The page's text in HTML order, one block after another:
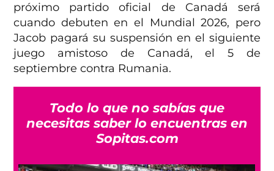
próximo partido oficial de Canadá será
cuando debuten en el Mundial 2026, pero
Jacob pagará su suspensión en el siguiente
juego amistoso de Canadá, el 5 de
septiembre contra Rumania.
Todo lo que no sabías que
necesitas saber lo encuentras en
Sopitas.com